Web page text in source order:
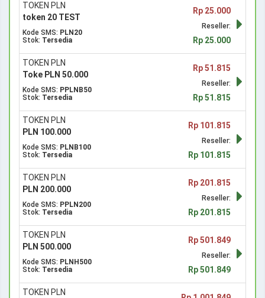
TOKEN PLN
token 20 TEST
Kode SMS: PLN20
Stok: Tersedia
Rp 25.000
Reseller:
Rp 25.000
TOKEN PLN
Toke PLN 50.000
Kode SMS: PPLNB50
Stok: Tersedia
Rp 51.815
Reseller:
Rp 51.815
TOKEN PLN
PLN 100.000
Kode SMS: PLNB100
Stok: Tersedia
Rp 101.815
Reseller:
Rp 101.815
TOKEN PLN
PLN 200.000
Kode SMS: PPLN200
Stok: Tersedia
Rp 201.815
Reseller:
Rp 201.815
TOKEN PLN
PLN 500.000
Kode SMS: PLNH500
Stok: Tersedia
Rp 501.849
Reseller:
Rp 501.849
TOKEN PLN